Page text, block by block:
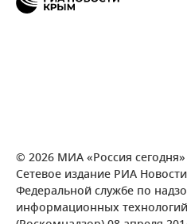
© 2026 МИА «Россия сегодня»
Сетевое издание РИА
Федеральной службе по
информационных